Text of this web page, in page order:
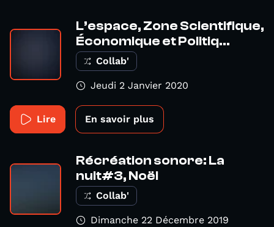
L’espace, Zone Scientifique,
Économique et Politiq...
Collab'
Jeudi 2 Janvier 2020
Lire En savoir plus
Récréation sonore: La
nuit#3, Noël
Collab'
Dimanche 22 Décembre 2019